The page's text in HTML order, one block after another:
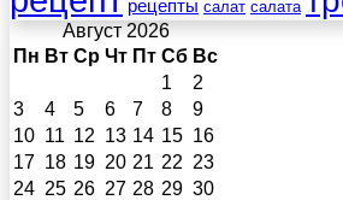
рецепты салат салата
Август 2026
Пн Вт Ср Чт Пт Сб Вс
1
2
3
4 5 6 7 8
9
10 11 12 13 14 15 16
17 18 19 20 21 22 23
24 25 26 27 28 29 30